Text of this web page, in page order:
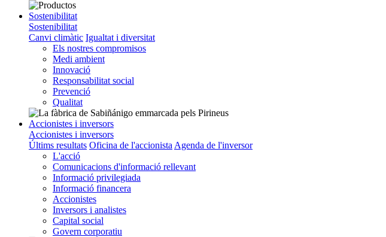
Sostenibilitat
Sostenibilitat
Canvi climàtic Igualtat i diversitat
Els nostres compromisos
Medi ambient
Innovació
Responsabilitat social
Prevenció
Qualitat
Accionistes i inversors
Accionistes i inversors
Últims resultats Oficina de l'accionista Agenda de l'inversor
L'acció
Comunicacions d'informació rellevant
Informació privilegiada
Informació financera
Accionistes
Inversors i analistes
Capital social
Govern corporatiu